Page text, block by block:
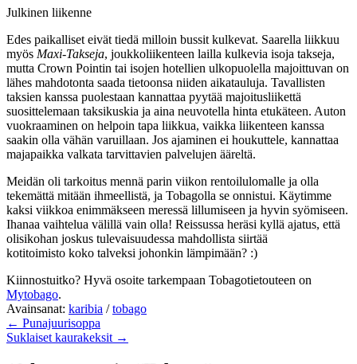
Julkinen liikenne
Edes paikalliset eivät tiedä milloin bussit kulkevat. Saarella liikkuu
myös Maxi-Takseja, joukkoliikenteen lailla kulkevia isoja takseja,
mutta Crown Pointin tai isojen hotellien ulkopuolella majoittuvan on
lähes mahdotonta saada tietoonsa niiden aikatauluja. Tavallisten
taksien kanssa puolestaan kannattaa pyytää majoitusliikettä
suosittelemaan taksikuskia ja aina neuvotella hinta etukäteen. Auton
vuokraaminen on helpoin tapa liikkua, vaikka liikenteen kanssa
saakin olla vähän varuillaan. Jos ajaminen ei houkuttele, kannattaa
majapaikka valkata tarvittavien palvelujen ääreltä.
Meidän oli tarkoitus mennä parin viikon rentoilulomalle ja olla
tekemättä mitään ihmeellistä, ja Tobagolla se onnistui. Käytimme
kaksi viikkoa enimmäkseen meressä lillumiseen ja hyvin syömiseen.
Ihanaa vaihtelua välillä vain olla! Reissussa heräsi kyllä ajatus, että
olisikohan joskus tulevaisuudessa mahdollista siirtää
kotitoimisto koko talveksi johonkin lämpimään? :)
Kiinnostuitko? Hyvä osoite tarkempaan Tobagotietouteen on
Mytobago.
Avainsanat: karibia /tobago
← Punajuurisoppa
Suklaiset kaurakeksit →